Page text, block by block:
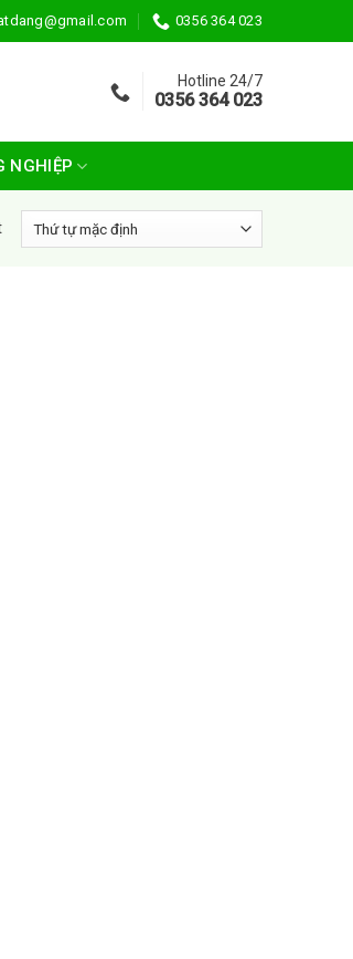
0356 364 023
Hotline 24/7
0356 364 023
NGHIỆP